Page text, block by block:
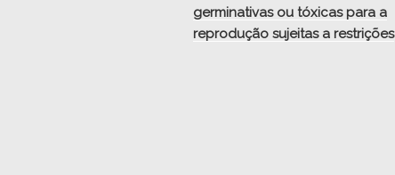
germinativas ou tóxicas para a
reprodução sujeitas a restrições